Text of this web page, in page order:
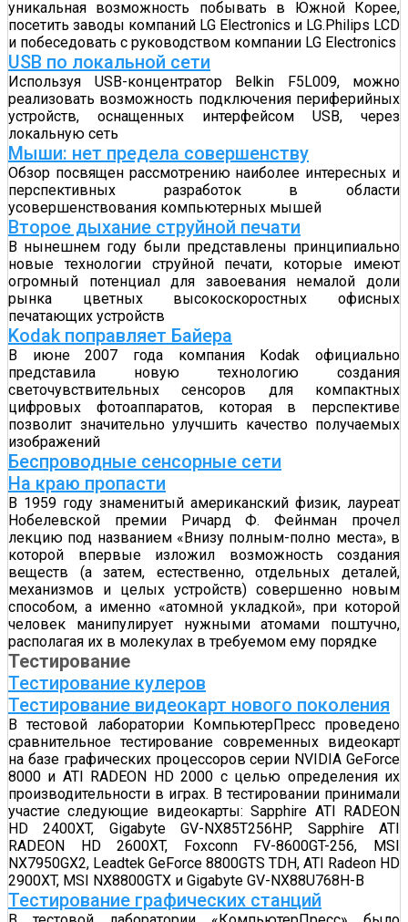
уникальная возможность побывать в Южной Корее,
посетить заводы компаний LG Electronics и LG.Philips LCD
и побеседовать с руководством компании LG Electronics
USB по локальной сети
Используя USB-концентратор Belkin F5L009, можно
реализовать возможность подключения периферийных
устройств, оснащенных интерфейсом USB, через
локальную сеть
Мыши: нет предела совершенству
Обзор посвящен рассмотрению наиболее интересных и
перспективных разработок в области
усовершенствования компьютерных мышей
Второе дыхание струйной печати
В нынешнем году были представлены принципиально
новые технологии струйной печати, которые имеют
огромный потенциал для завоевания немалой доли
рынка цветных высокоскоростных офисных
печатающих устройств
Kodak поправляет Байера
В июне 2007 года компания Kodak официально
представила новую технологию создания
светочувствительных сенсоров для компактных
цифровых фотоаппаратов, которая в перспективе
позволит значительно улучшить качество получаемых
изображений
Беспроводные сенсорные сети
На краю пропасти
В 1959 году знаменитый американский физик, лауреат
Нобелевской премии Ричард Ф. Фейнман прочел
лекцию под названием «Внизу полным-полно места», в
которой впервые изложил возможность создания
веществ (а затем, естественно, отдельных деталей,
механизмов и целых устройств) совершенно новым
способом, а именно «атомной укладкой», при которой
человек манипулирует нужными атомами поштучно,
располагая их в молекулах в требуемом ему порядке
Тестирование
Тестирование кулеров
Тестирование видеокарт нового поколения
В тестовой лаборатории КомпьютерПресс проведено
сравнительное тестирование современных видеокарт
на базе графических процессоров серии NVIDIA GeForce
8000 и ATI RADEON HD 2000 с целью определения их
производительности в играх. В тестировании принимали
участие следующие видеокарты: Sapphire ATI RADEON
HD 2400XT, Gigabyte GV-NX85T256HP, Sapphire ATI
RADEON HD 2600XT, Foxconn FV-8600GT-256, MSI
NX7950GX2, Leadtek GeForce 8800GTS TDH, ATI Radeon HD
2900XT, MSI NX8800GTX и Gigabyte GV-NX88U768H-B
Тестирование графических станций